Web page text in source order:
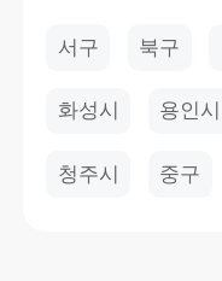
서구 북구
화성시 용인시
청주시 중구